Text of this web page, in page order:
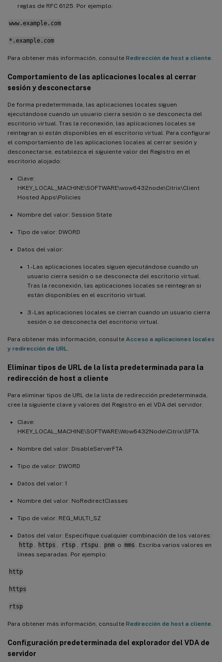
reglas de RFC 6125. Por ejemplo:
www.example.com
*.example.com
Para obtener más información, consulte Redirección de host a cliente
Comportamiento de las aplicaciones locales al cerrar
sesión y desconectarse
De forma predeterminada, las aplicaciones locales siguen
ejecutándose cuando un usuario cierra sesión o se desconecta del
escritorio virtual. Tras la reconexión, las aplicaciones locales se
reintegran si están disponibles en el escritorio virtual. Para configurar
el comportamiento de las aplicaciones locales al cerrar sesión y
desconectarse, establezca el siguiente valor del Registro en el
escritorio alojado:
Clave:
HKEY_LOCAL_MACHINE\SOFTWARE\wow6432node\Citrix\Client
Hosted Apps\Policies
Nombre del valor: Session State
Tipo de valor: DWORD
Datos del valor:
1 - Las aplicaciones locales siguen ejecutándose cuando un
usuario cierra sesión o se desconecta del escritorio virtual.
Tras la reconexión, las aplicaciones locales se reintegran si
están disponibles en el escritorio virtual.
3 - Las aplicaciones locales se cierran cuando un usuario cierra
sesión o se desconecta del escritorio virtual.
Para obtener más información, consulte Acceso a aplicaciones locales
y redirección de URL
Eliminar tipos de URL de la lista predeterminada para la
redirección de host a cliente
Para eliminar tipos de URL de la lista de redirección predeterminada,
cree la siguiente clave y valores del Registro en el VDA del servidor.
Clave:
HKEY_LOCAL_MACHINE\SOFTWARE\Wow6432Node\Citrix\SFTA
Nombre del valor: DisableServerFTA
Tipo de valor: DWORD
Datos del valor: 1
Nombre del valor: NoRedirectClasses
Tipo de valor: REG_MULTI_SZ
Datos del valor: Especifique cualquier combinación de los valores:
http
https rtsp rtspu pnm o mms
. Escriba varios valores en
líneas separadas. Por ejemplo:
http
https
rtsp
Para obtener más información, consulte Redirección de host a cliente
Configuración predeterminada del explorador del VDA de
servidor